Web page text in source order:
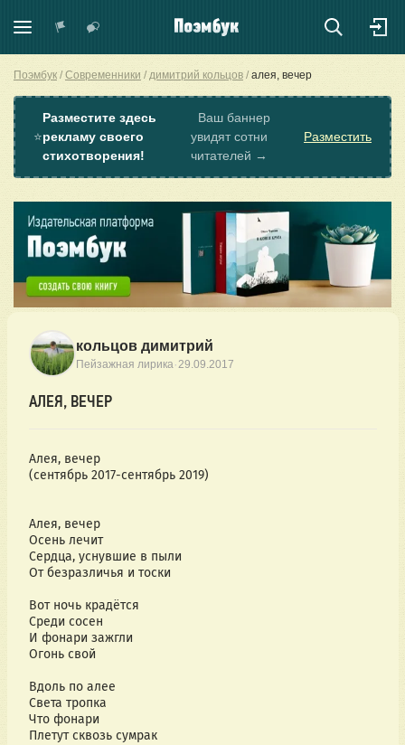
Поэмбук Современники димитрий кольцов алея, вечер
⭐
Разместите здесь
рекламу своего
стихотворения!
Ваш баннер
увидят сотни
читателей →
Разместить
кольцов димитрий
Пейзажная лирика·29.09.2017
АЛЕЯ, ВЕЧЕР
Алея, вечер
(сентябрь 2017-сентябрь 2019)
Алея, вечер
Осень лечит
Сердца, уснувшие в пыли
От безразличья и тоски
Вот ночь крадётся
Среди сосен
И фонари зажгли
Огонь свой
Вдоль по алее
Света тропка
Что фонари
Плетут сквозь сумрак